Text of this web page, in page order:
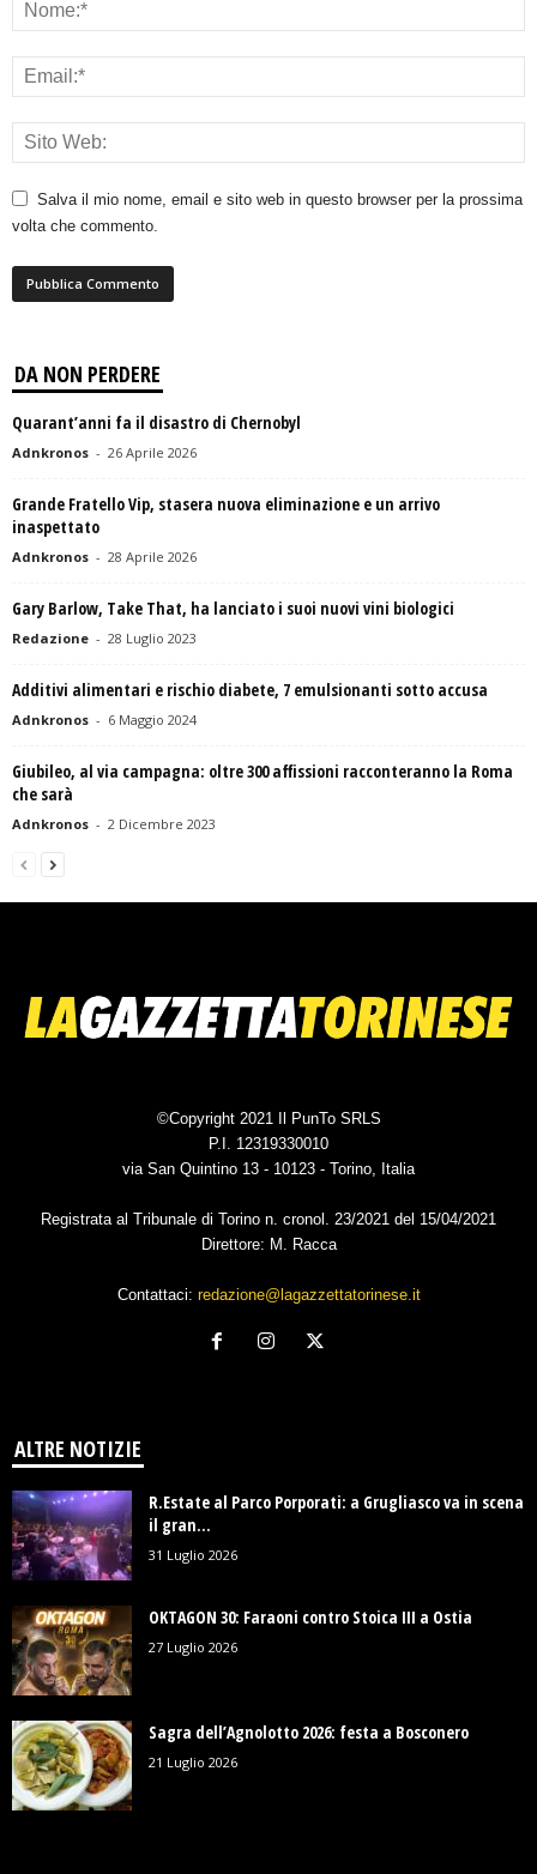
Salva il mio nome, email e sito web in questo browser per la prossima
volta che commento.
DA NON PERDERE
Quarant’anni fa il disastro di Chernobyl
Adnkronos - 26 Aprile 2026
Grande Fratello Vip, stasera nuova eliminazione e un arrivo
inaspettato
Adnkronos - 28 Aprile 2026
Gary Barlow, Take That, ha lanciato i suoi nuovi vini biologici
Redazione - 28 Luglio 2023
Additivi alimentari e rischio diabete, 7 emulsionanti sotto accusa
Adnkronos - 6 Maggio 2024
Giubileo, al via campagna: oltre 300 affissioni racconteranno la Roma
che sarà
Adnkronos - 2 Dicembre 2023
©Copyright 2021 Il PunTo SRLS
P.I. 12319330010
via San Quintino 13 - 10123 - Torino, Italia
Registrata al Tribunale di Torino n. cronol. 23/2021 del 15/04/2021
Direttore: M. Racca
Contattaci: redazione@lagazzettatorinese.it
ALTRE NOTIZIE
R.Estate al Parco Porporati: a Grugliasco va in scena
il gran...
31 Luglio 2026
OKTAGON 30: Faraoni contro Stoica III a Ostia
27 Luglio 2026
Sagra dell’Agnolotto 2026: festa a Bosconero
21 Luglio 2026